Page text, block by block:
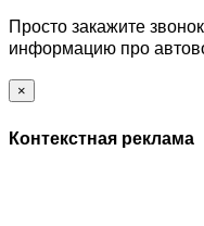
Просто закажите
информацию про
×
Контекстная реклама